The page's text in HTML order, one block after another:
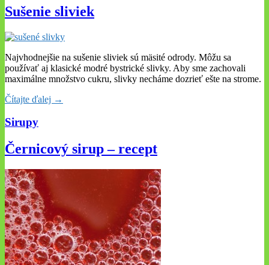
Sušenie sliviek
Najvhodnejšie na sušenie sliviek sú mäsité odrody. Môžu sa
používať aj klasické modré bystrické slivky. Aby sme zachovali
maximálne množstvo cukru, slivky necháme dozrieť ešte na strome.
Čítajte ďalej →
Sirupy
Černicový sirup – recept